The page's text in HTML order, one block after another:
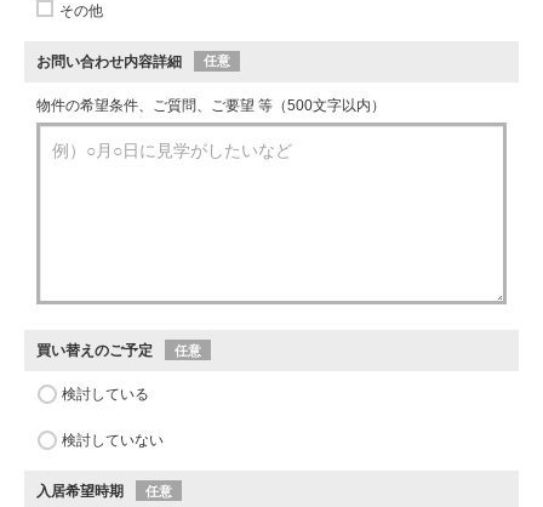
その他
お問い合わせ内容詳細 任意
物件の希望条件、ご質問、ご要望 等（500文字以内）
買い替えのご予定 任意
検討している
検討していない
入居希望時期 任意